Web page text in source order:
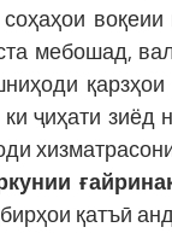
мебошад,
ҷиҳати
қатъӣ